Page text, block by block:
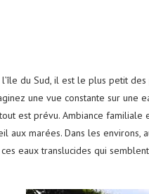
du Sud, il est le plus petit
une vue constante sur une
est prévu. Ambiance
aux marées. Dans les
, ces eaux translucides qui